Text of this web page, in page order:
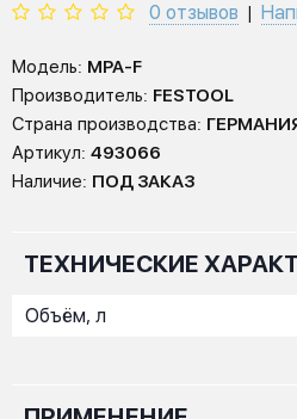
0 отзывов
Модель: MPA-F
Производитель: FESTOOL
Страна производства:
Артикул: 493066
Наличие: ПОД ЗАКАЗ
ТЕХНИЧЕСКИЕ
Объём, л